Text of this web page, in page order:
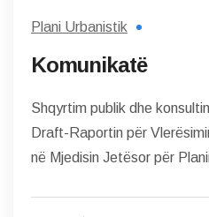
Plani Urbanistik
Komunikatë
Shqyrtim publik dhe
Draft-Raportin për
në Mjedisin Jetësor për